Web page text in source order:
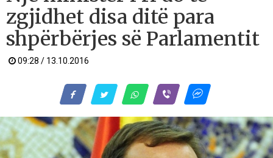
zgjidhet disa ditë para
shpërbërjes së Parlamentit
09:28 / 13.10.2016